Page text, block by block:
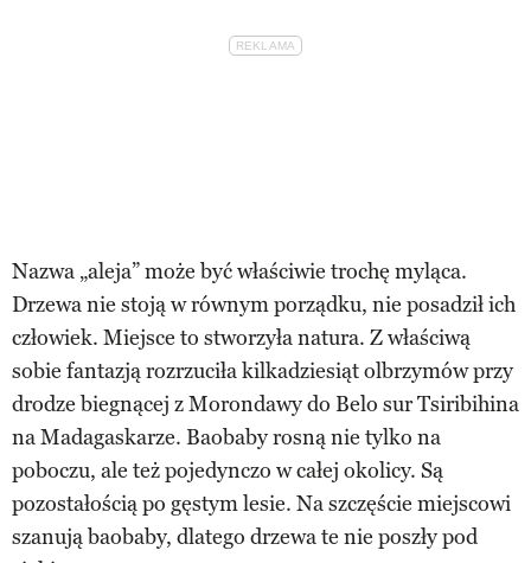
Nazwa „aleja” może być właściwie trochę myląca.
Drzewa nie stoją w równym porządku, nie posadził ich
człowiek. Miejsce to stworzyła natura. Z właściwą
sobie fantazją rozrzuciła kilkadziesiąt olbrzymów przy
drodze biegnącej z Morondawy do Belo sur Tsiribihina
na Madagaskarze. Baobaby rosną nie tylko na
poboczu, ale też pojedynczo w całej okolicy. Są
pozostałością po gęstym lesie. Na szczęście miejscowi
szanują baobaby, dlatego drzewa te nie poszły pod